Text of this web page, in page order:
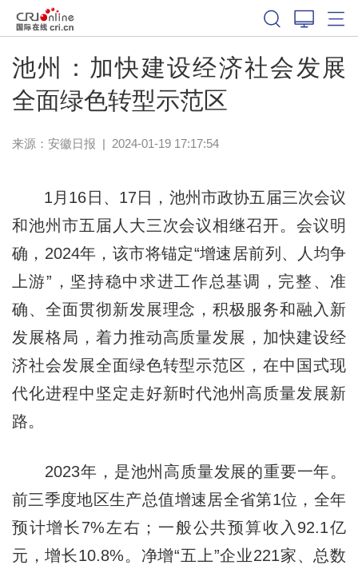
池州：加快建设经济社会发展
全面绿色转型示范区
来源： 安徽日报 | 2024-01-19 17:17:54
1月16日、17日，池州市政协五届三次会议
和池州市五届人大三次会议相继召开。会议明
确，2024年，该市将锚定“增速居前列、人均争
上游”，坚持稳中求进工作总基调，完整、准
确、全面贯彻新发展理念，积极服务和融入新
发展格局，着力推动高质量发展，加快建设经
济社会发展全面绿色转型示范区，在中国式现
代化进程中坚定走好新时代池州高质量发展新
路。
2023年，是池州高质量发展的重要一年。
前三季度地区生产总值增速居全省第1位，全年
预计增长7%左右；一般公共预算收入92.1亿
元，增长10.8%。净增“五上”企业221家、总数